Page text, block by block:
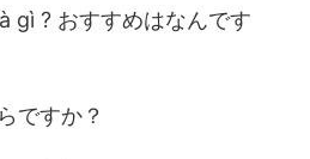
gì ? おすすめはなんです
ですか？